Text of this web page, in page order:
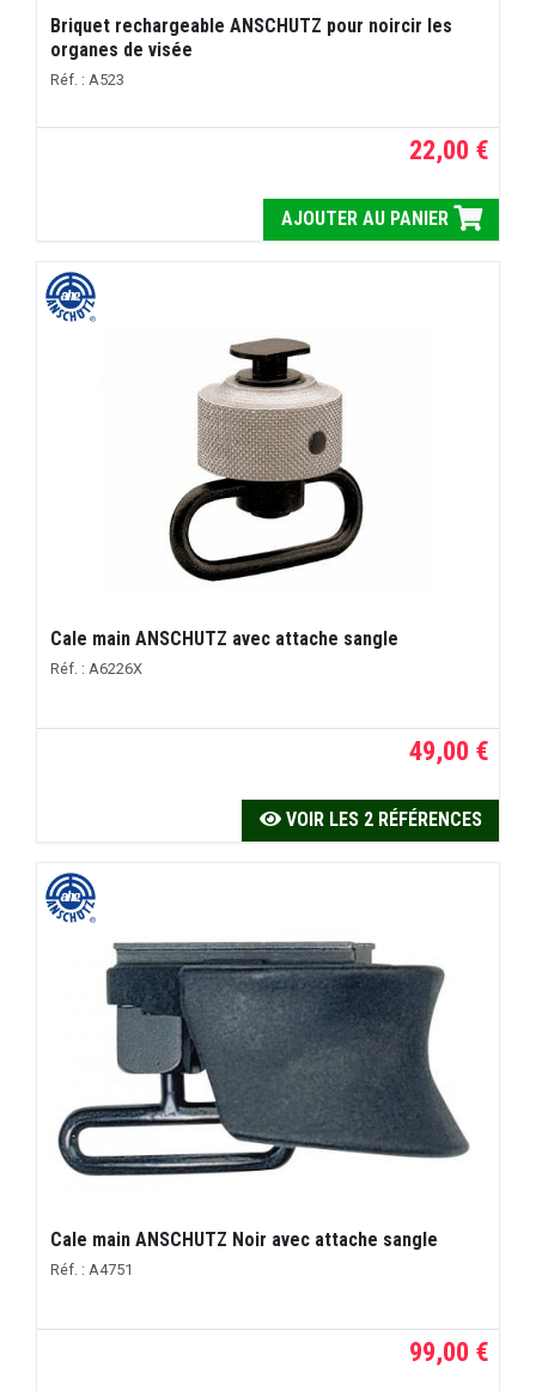
Briquet rechargeable ANSCHUTZ pour noircir les
organes de visée
Réf. : A523
22,00 €
AJOUTER AU PANIER
Cale main ANSCHUTZ avec attache sangle
Réf. : A6226X
49,00 €
VOIR LES 2 RÉFÉRENCES
Cale main ANSCHUTZ Noir avec attache sangle
Réf. : A4751
99,00 €